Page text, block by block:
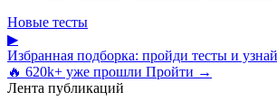
Новые тесты
▶
Избранная подборка: пройди тесты и
🔥 620k+ уже прошли Пройти →
Лента публикаций